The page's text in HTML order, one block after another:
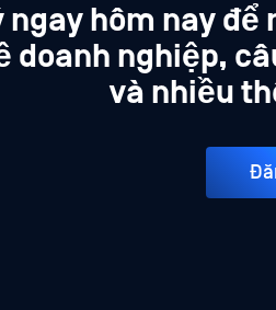
ngay hôm nay
doanh nghiệp,
và nhiều